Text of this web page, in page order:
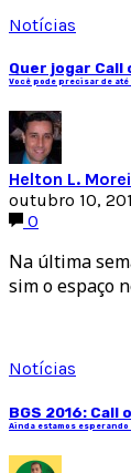
Notícias
Quer jogar
Você pode precisar de até
Helton L.
outubro 10,
0
Na última
sim o espaço
Notícias
BGS 2016:
Ainda estamos